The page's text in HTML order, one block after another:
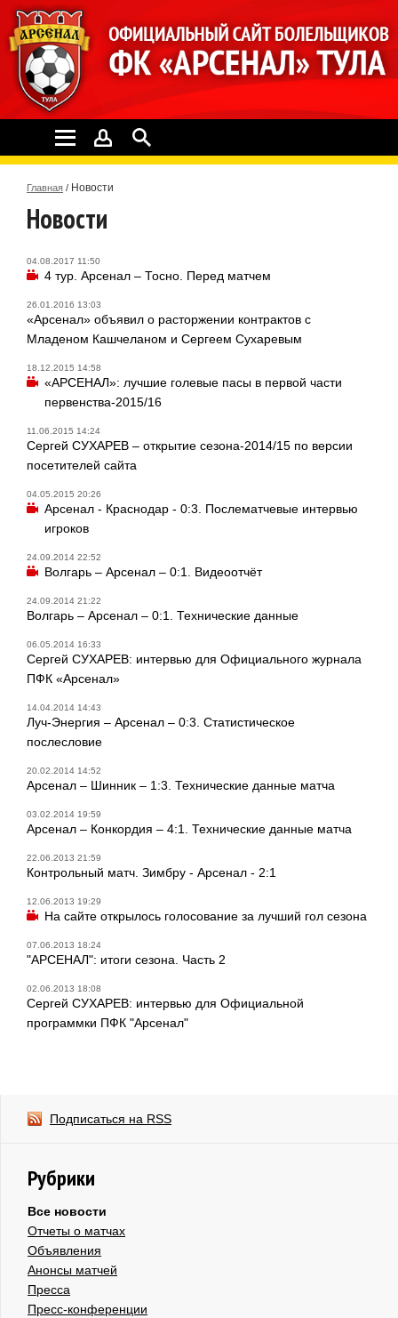
Главная / Новости
Новости
04.08.2017 11:50
4 тур. Арсенал – Тосно. Перед матчем
26.01.2016 13:03
«Арсенал» объявил о расторжении контрактов с
Младеном Кашчеланом и Сергеем Сухаревым
18.12.2015 14:58
«АРСЕНАЛ»: лучшие голевые пасы в первой части
первенства-2015/16
11.06.2015 14:24
Сергей СУХАРЕВ – открытие сезона-2014/15 по версии
посетителей сайта
04.05.2015 20:26
Арсенал - Краснодар - 0:3. Послематчевые интервью
игроков
24.09.2014 22:52
Волгарь – Арсенал – 0:1. Видеоотчёт
24.09.2014 21:22
Волгарь – Арсенал – 0:1. Технические данные
06.05.2014 16:33
Сергей СУХАРЕВ: интервью для Официального журнала
ПФК «Арсенал»
14.04.2014 14:43
Луч-Энергия – Арсенал – 0:3. Статистическое
послесловие
20.02.2014 14:52
Арсенал – Шинник – 1:3. Технические данные матча
03.02.2014 19:59
Арсенал – Конкордия – 4:1. Технические данные матча
22.06.2013 21:59
Контрольный матч. Зимбру - Арсенал - 2:1
12.06.2013 19:29
На сайте открылось голосование за лучший гол сезона
07.06.2013 18:24
"АРСЕНАЛ": итоги сезона. Часть 2
02.06.2013 18:08
Сергей СУХАРЕВ: интервью для Официальной
программки ПФК "Арсенал"
Подписаться на RSS
Рубрики
Все новости
Отчеты о матчах
Объявления
Анонсы матчей
Пресса
Пресс-конференции